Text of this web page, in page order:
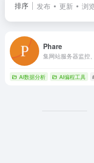
排序 发布 更新 浏
Phare
集网站服务器监控
AI数据分析 AI编程工具